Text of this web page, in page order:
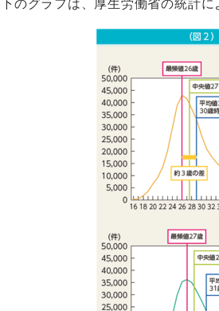
下のグラフは、厚生労働省の統計に